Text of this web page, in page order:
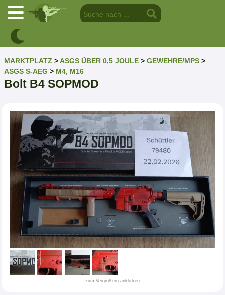
MARKTPLATZ >ASGS ÜBER 0,5 JOULE > GEWEHRE/MPS >
ASGS S-AEG > M4, M16
Bolt B4 SOPMOD
zum Vergrößern anklicken